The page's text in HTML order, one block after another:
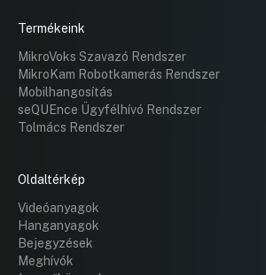
Termékeink
MikroVoks Szavazó Rendszer
MikroKam Robotkamerás Rendszer
Mobilhangosítás
seQUEnce Ügyfélhívó Rendszer
Tolmács Rendszer
Oldaltérkép
Videóanyagok
Hanganyagok
Bejegyzések
Meghívók